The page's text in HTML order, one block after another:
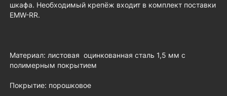
шкафа. Необходимый крепёж входит в комплект поставки
EMW-RR.
Материал: листовая оцинкованная сталь 1,5 мм с
полимерным покрытием
Покрытие: порошковое